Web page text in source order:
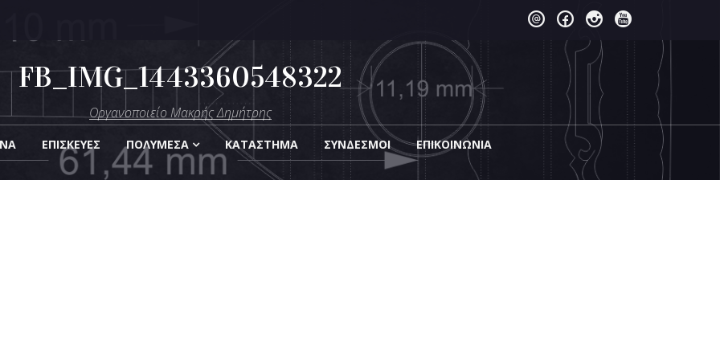
ΕΠΙΣΚΕΎΕΣ ΠΟΛΥΜΈΣΑ KΑΤΆΣΤΗΜΑ ΣΎΝΔΕΣΜΟΙ EΠΙΚΟΙΝΩΝΊΑ
FB_IMG_1443360548322
Οργανοποιείο Μακρής Δημήτρης